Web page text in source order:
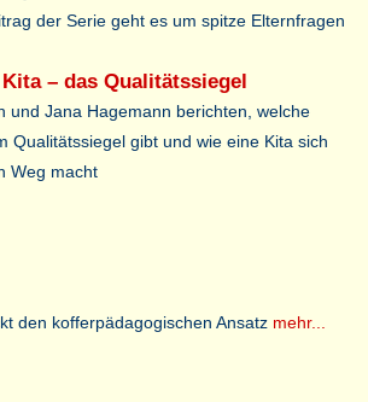
der Serie geht es um spitze Elternfragen
– das Qualitätssiegel
und Jana Hagemann berichten, welche
Qualitätssiegel gibt und wie eine Kita sich
Weg macht
den kofferpädagogischen Ansatz mehr...